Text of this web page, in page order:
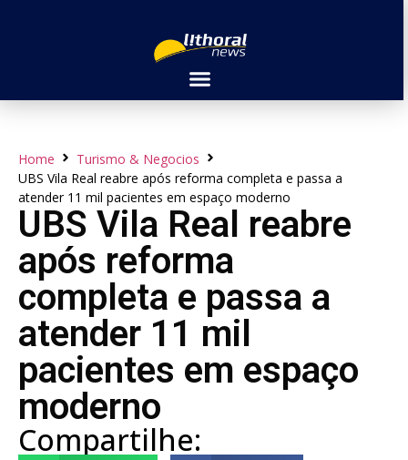
Home
Turismo & Negocios
UBS Vila Real reabre após reforma completa e passa a
atender 11 mil pacientes em espaço moderno
UBS Vila Real reabre
após reforma
completa e passa a
atender 11 mil
pacientes em espaço
moderno
Compartilhe: